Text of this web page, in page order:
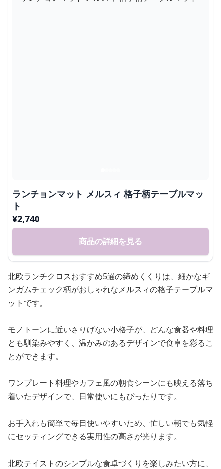
ランチョンマット メルスィ 格子柄テーブルマッ
ト
¥2,740
商品の詳細を見る
北欧ランチクロスおすすめ5選の締めくくりは、細かなギ
ンガムチェック柄がおしゃれなメルスィの格子テーブルマ
ットです。
モノトーンに近いさりげない小格子が、どんな食器や料理
とも馴染みやすく、温かみのあるデザインで食卓を彩るこ
とができます。
ワンプレート料理やカフェ風の朝食シーンにも映える落ち
着いたデザインで、日常使いにもぴったりです。
お手入れも簡単で毎日使いやすいため、忙しい朝でも気軽
にセッティングできる実用性の高さが光ります。
北欧テイストのシンプルな食卓づくりを楽しみたい方に、